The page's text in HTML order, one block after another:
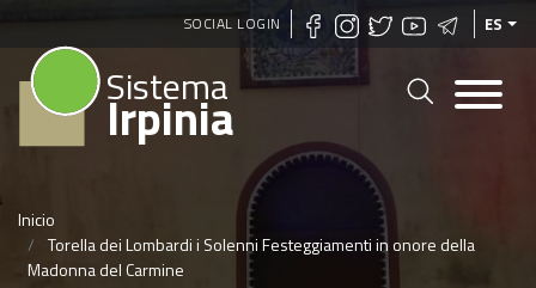
Pasar
al
contenido
SOCIAL LOGIN ES
Sistema
Irpinia
Inicio
Torella dei Lombardi i Solenni Festeggiamenti in onore della
Madonna del Carmine